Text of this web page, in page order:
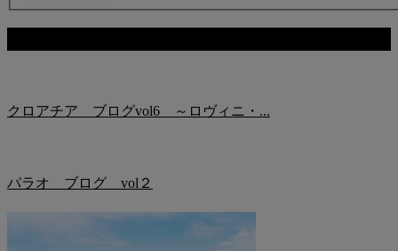
クロアチア ブログvol6 ～ロヴィニ・...
パラオ ブログ vol２